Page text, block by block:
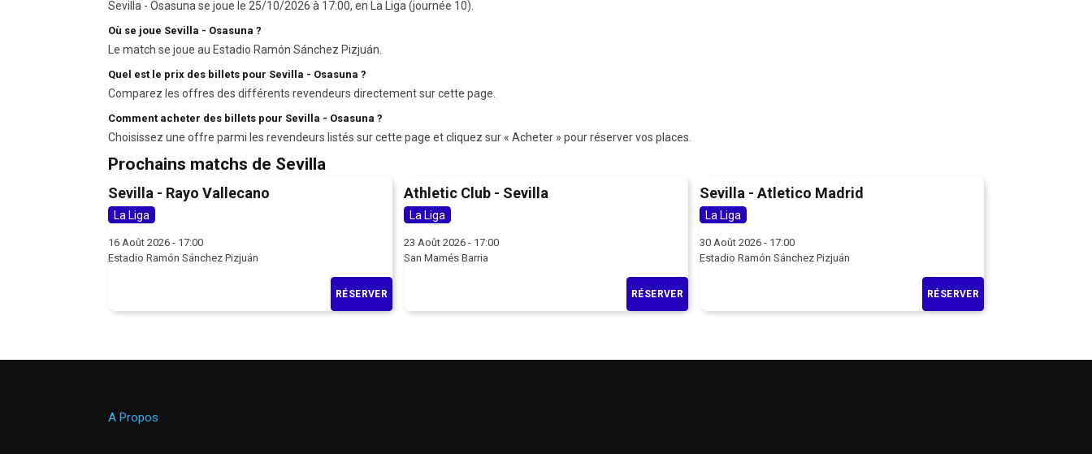
Sevilla - Osasuna se joue le 25/10/2026 à 17:00, en La Liga (journée 10).
Où se joue Sevilla - Osasuna ?
Le match se joue au Estadio Ramón Sánchez Pizjuán.
Quel est le prix des billets pour Sevilla - Osasuna ?
Comparez les offres des différents revendeurs directement sur cette page.
Comment acheter des billets pour Sevilla - Osasuna ?
Choisissez une offre parmi les revendeurs listés sur cette page et cliquez sur « Acheter » pour réserver vos places.
Prochains matchs de Sevilla
Sevilla - Rayo Vallecano
La Liga
16 Août 2026 - 17:00
Estadio Ramón Sánchez Pizjuán
RÉSERVER
Athletic Club - Sevilla
La Liga
23 Août 2026 - 17:00
San Mamés Barria
RÉSERVER
Sevilla - Atletico Madrid
La Liga
30 Août 2026 - 17:00
Estadio Ramón Sánchez Pizjuán
RÉSERVER
A Propos